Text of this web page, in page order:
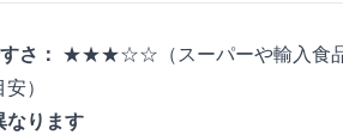
さ： ★★★☆☆（スーパーや輸入食品
）
ります